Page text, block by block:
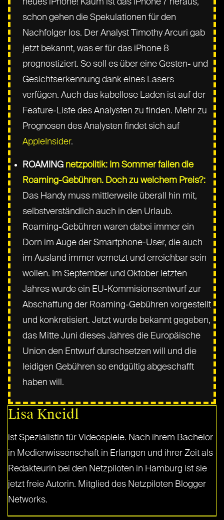
schon gehen die Spekulationen für den
Nachfolger los. Der Analyst Timothy Arcuri gab
jetzt bekannt, was er für das iPhone 8
prognostiziert. So soll es über eine Gesten- und
Gesichtserkennung dank eines Lasers
verfügen. Auch das kabellose Laden ist auf der
Feature-Liste des Analysten zu finden. Mehr zu
Prognosen des Analysten findet sich auf
AppleInsider.
ROAMING netzpolitik: Im Sommer fallen die
Roaming-Gebühren. Doch zu welchem Preis?:
Das Handy muss mittlerweile überall hin mit,
selbstverständlich auch in den Urlaub.
Roaming-Gebühren waren dabei immer ein
Dorn im Auge der Smartphone-User, die auch
im Ausland immer vernetzt und erreichbar sein
wollen. Im September und Oktober letzten
Jahres wurde ein EU-Kommisionsentwurf zur
Abschaffung der Roaming-Gebühren vorgestellt
und konkretisiert. Jetzt wurde bekannt gegeben,
das Mitte Juni dieses Jahres die Europäische
Union den Entwurf durschsetzen will und die
leidigen Gebühren so endgültig abgeschafft
haben will.
Lisa Kneidl
ist Spezialistin für Videospiele. Nach ihrem Bachelor
in Medienwissenschaft in Erlangen und ihrer Zeit als
Redakteurin bei den Netzpiloten in Hamburg ist sie
jetzt freie Autorin. Mitglied des Netzpiloten Blogger
Networks.